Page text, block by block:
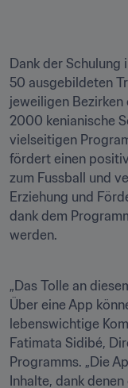
Dank der Schulung
50 ausgebildeten
jeweiligen
2000 kenianische
vielseitigen
fördert einen
zum Fussball und
Erziehung und
dank dem
werden.
„Das Tolle an
Über eine App
lebenswichtige
Fatimata Sidibé,
Programms. „Die
Inhalte, dank